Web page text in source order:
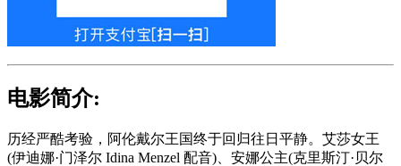
电影简介:
历经严酷考验，阿伦戴尔王国终于回归往日平静。艾莎女王
(伊迪娜·门泽尔 Idina Menzel 配音)、安娜公主(克里斯汀·贝尔